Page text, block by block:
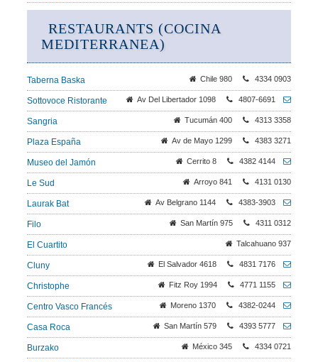
RESTAURANTS (COCINA
MEDITERRANEA)
Taberna Baska Chile 980 4334 0903
Sottovoce Ristorante Av Del Libertador 1098 4807-6691
Sangria Tucumán 400 4313 3358
Plaza España Av de Mayo 1299 4383 3271
Museo del Jamón Cerrito 8 4382 4144
Le Sud Arroyo 841 4131 0130
Laurak Bat Av Belgrano 1144 4383-3903
Filo San Martín 975 4311 0312
El Cuartito Talcahuano 937
Cluny El Salvador 4618 4831 7176
Christophe Fitz Roy 1994 4771 1155
Centro Vasco Francés Moreno 1370 4382-0244
Casa Roca San Martín 579 4393 5777
Burzako México 345 4334 0721